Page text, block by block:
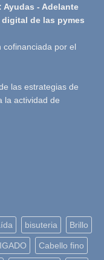
Ayudas - Adelante
de las pymes
cofinanciada por el
las estrategias de
la actividad de
bisuteria Brillo
Cabello fino